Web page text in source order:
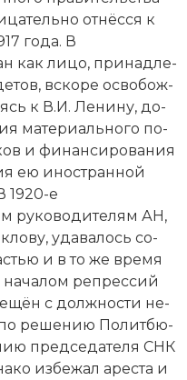
отнёсся к
года. В
как ли­цо, при­над­ле­
вско­ре ос­во­бо­ж­
к В.И. Ле­ни­ну, до­
ма­те­ри­аль­но­го по­
и фи­нан­си­ро­ва­ния
ею иностранной
1920-е
ру­ко­во­ди­те­лям АН,
уда­ва­лось со­
и в то же вре­мя
ре­прес­сий
с долж­но­сти не­
по ре­ше­нию По­лит­бю­
председателя СНК
из­бе­жал аре­ста и